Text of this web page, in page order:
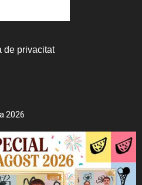
de privacitat
2026